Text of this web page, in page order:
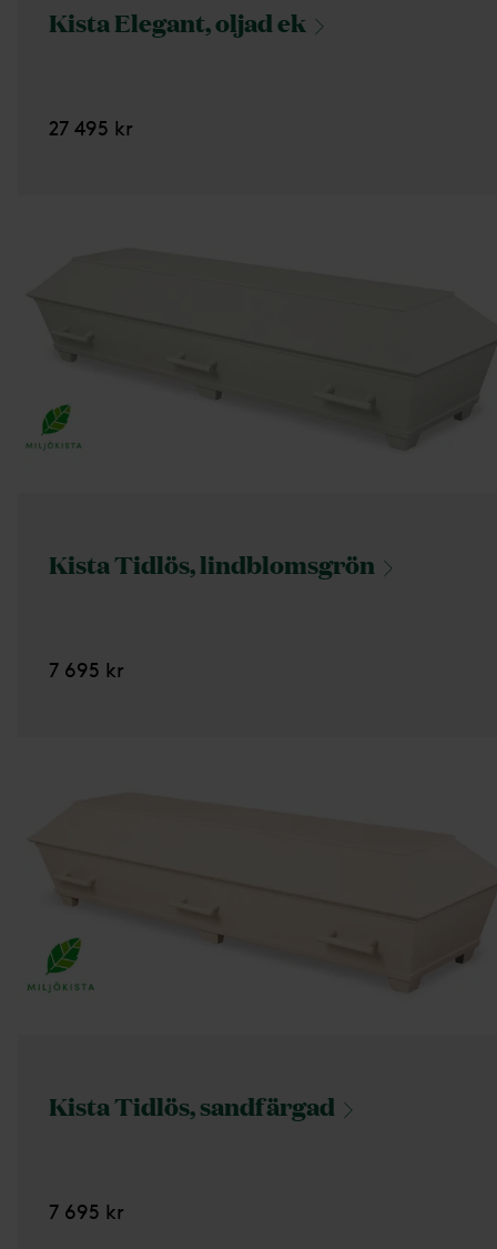
Kista Elegant, oljadek
27 495 kr
Kista Tidlös,lindblomsgrön
7 695 kr
Kista Tidlös,sandfärgad
7 695 kr